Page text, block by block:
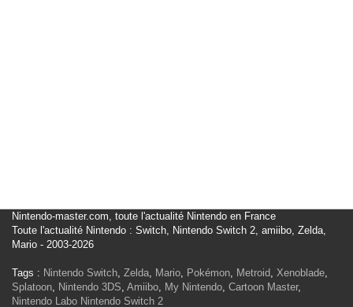
Nintendo-master.com, toute l'actualité Nintendo en France
Toute l'actualité Nintendo : Switch, Nintendo Switch 2, amiibo, Zelda,
Mario - 2003-2026
Tags : Nintendo Switch, Zelda, Mario, Pokémon, Metroid, Xenoblade,
Splatoon, Nintendo 3DS, Amiibo, My Nintendo, Cartoon Master,
Nintendo Labo Nintendo Switch 2